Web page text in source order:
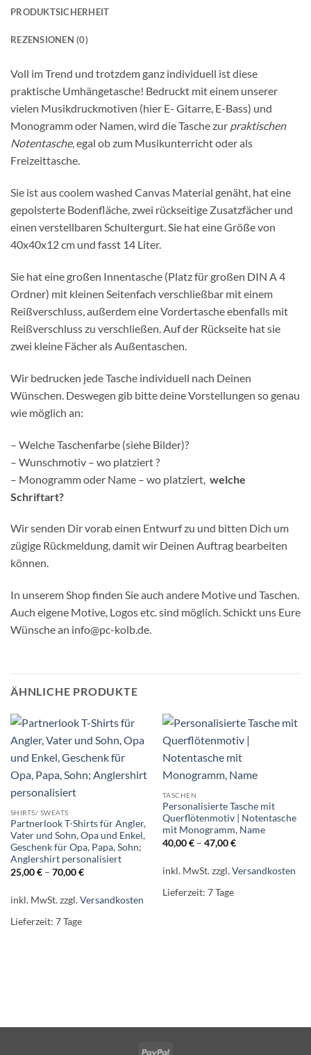
PRODUKTSICHERHEIT
REZENSIONEN (0)
Voll im Trend und trotzdem ganz individuell ist diese
praktische Umhängetasche! Bedruckt mit einem unserer
vielen Musikdruckmotiven (hier E- Gitarre, E-Bass) und
Monogramm oder Namen, wird die Tasche zur praktischen
Notentasche, egal ob zum Musikunterricht oder als
Freizeittasche.
Sie ist aus coolem washed Canvas Material genäht, hat eine
gepolsterte Bodenfläche, zwei rückseitige Zusatzfächer und
einen verstellbaren Schultergurt. Sie hat eine Größe von
40x40x12 cm und fasst 14 Liter.
Sie hat eine großen Innentasche (Platz für großen DIN A 4
Ordner) mit kleinen Seitenfach verschließbar mit einem
Reißverschluss, außerdem eine Vordertasche ebenfalls mit
Reißverschluss zu verschließen. Auf der Rückseite hat sie
zwei kleine Fächer als Außentaschen.
Wir bedrucken jede Tasche individuell nach Deinen
Wünschen. Deswegen gib bitte deine Vorstellungen so genau
wie möglich an:
– Welche Taschenfarbe (siehe Bilder)?
– Wunschmotiv – wo platziert ?
– Monogramm oder Name – wo platziert, welche
Schriftart?
Wir senden Dir vorab einen Entwurf zu und bitten Dich um
zügige Rückmeldung, damit wir Deinen Auftrag bearbeiten
können.
In unserem Shop finden Sie auch andere Motive und Taschen.
Auch eigene Motive, Logos etc. sind möglich. Schickt uns Eure
Wünsche an info@pc-kolb.de.
ÄHNLICHE PRODUKTE
SHIRTS/ SWEATS
Partnerlook T-Shirts für Angler,
Vater und Sohn, Opa und Enkel,
Geschenk für Opa, Papa, Sohn;
Anglershirt personalisiert
25,00€– 70,00€
inkl. MwSt.zzgl.Versandkosten
Lieferzeit: 7 Tage
TASCHEN
Personalisierte Tasche mit
Querflötenmotiv | Notentasche
mit Monogramm, Name
40,00€– 47,00€
inkl. MwSt.zzgl.Versandkosten
Lieferzeit: 7 Tage
PayPal